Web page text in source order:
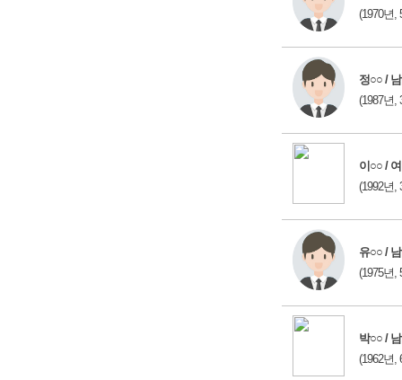
(1970년,
정○○ / 남
(1987년,
이○○ / 여
(1992년,
유○○ / 남
(1975년,
박○○ / 남
(1962년,